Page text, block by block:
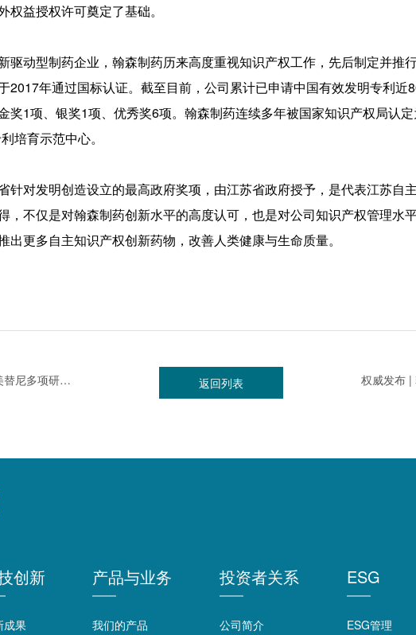
益授权许可奠定了基础。
动型制药企业，翰森制药历来高度重视知识产权工作，先后制定并推
2017年通过国标认证。截至目前，公司累计已申请中国有效发明专利近
奖1项、银奖1项、优秀奖6项。翰森制药连续多年被国家知识产权局认
培育示范中心。
对发明创造设立的最高政府奖项，由江苏省政府授予，是代表江苏自
，不仅是对翰森制药创新水平的高度认可，也是对公司知识产权管理水
出更多自主知识产权创新药物，改善人类健康与生命质量。
2023 ELCC | 翰森制药阿美替尼多项研究再次亮相国际权威学术年会
返回列表
创新
成果
产品与业务
我们的产品
投资者关系
公司简介
ESG
ESG管理